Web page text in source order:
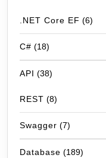
.NET Core EF (6)
C# (18)
API (38)
REST (8)
Swagger (7)
Database (189)